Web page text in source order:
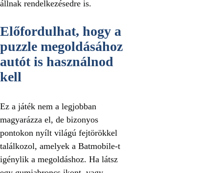
állnak rendelkezésedre is.
Előfordulhat, hogy a
puzzle megoldásához
autót is használnod
kell
Ez a játék nem a legjobban
magyarázza el, de bizonyos
pontokon nyílt világú fejtörökkel
találkozol, amelyek a Batmobile-t
igénylik a megoldáshoz. Ha látsz